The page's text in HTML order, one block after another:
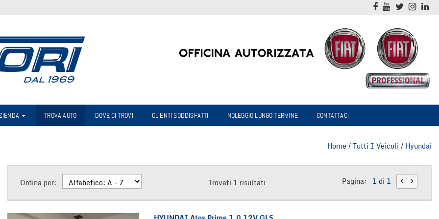
TROVA AUTO DOVE CI TROVI CLIENTI SODDISFATTI NOLEGGIO LUNGO TERMINE CONTATTACI
Home /Tutti I Veicoli / Hyundai
Ordina per: Trovati 1 risultati Pagina: 1 di 1